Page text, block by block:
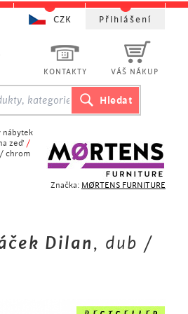
Značka: MØRTENS FURNITURE
nábytek
zeď /
chrom
Dilan, dub /
KONTAKTY VÁŠ NÁKUP
CZK Přihlášení